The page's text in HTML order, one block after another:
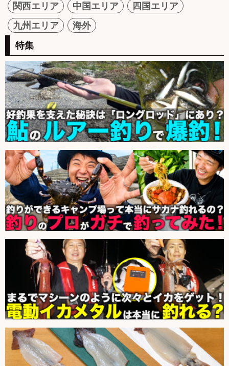
関西エリア
中国エリア
四国エリア
九州エリア
海外
特集